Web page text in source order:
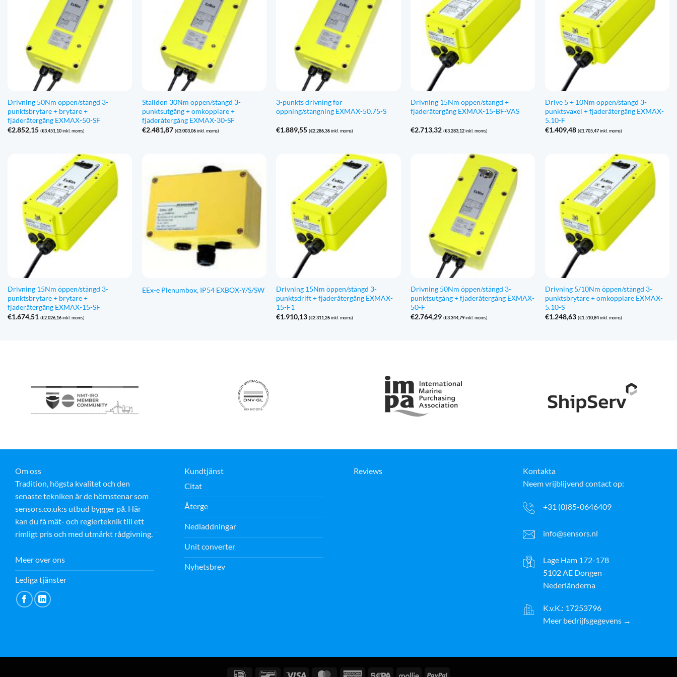
Drivning 50Nm öppen/stängd 3-
punktsbrytare + brytare +
fjäderåtergång EXMAX-50-SF
€2.852,15 (€3.451,10inkl. moms)
Ställdon 30Nm öppen/stängd 3-
punktsutgång + omkopplare +
fjäderåtergång EXMAX-30-SF
€2.481,87 (€3.003,06inkl. moms)
3-punkts drivning för
öppning/stängning EXMAX-50.75-S
€1.889,55 (€2.286,36inkl. moms)
Drivning 15Nm öppen/stängd +
fjäderåtergång EXMAX-15-BF-VAS
€2.713,32 (€3.283,12inkl. moms)
Drive 5 + 10Nm öppen/stängd 3-
punktsväxel + fjäderåtergång EXMAX-
5.10-F
€1.409,48 (€1.705,47inkl. moms)
Drivning 15Nm öppen/stängd 3-
punktsbrytare + brytare +
fjäderåtergång EXMAX-15-SF
€1.674,51 (€2.026,16inkl. moms)
EEx-e Plenumbox, IP54 EXBOX-Y/S/SW
Drivning 15Nm öppen/stängd 3-
punktsdrift + fjäderåtergång EXMAX-
15-F1
€1.910,13 (€2.311,26inkl. moms)
Drivning 50Nm öppen/stängd 3-
punktsutgång + fjäderåtergång EXMAX-
50-F
€2.764,29 (€3.344,79inkl. moms)
Drivning 5/10Nm öppen/stängd 3-
punktsbrytare + omkopplare EXMAX-
5.10-S
€1.248,63 (€1.510,84inkl. moms)
Om oss
Tradition, högsta kvalitet och den
senaste tekniken är de hörnstenar som
sensors.co.uk:s utbud bygger på. Här
kan du få mät- och reglerteknik till ett
rimligt pris och med utmärkt rådgivning.
Meer over ons
Lediga tjänster
Kundtjänst
Citat
Återge
Nedladdningar
Unit converter
Nyhetsbrev
Reviews
Kontakta
Neem vrijblijvend contact op:
+31 (0)85-0646409
info@sensors.nl
Lage Ham 172-178
5102 AE Dongen
Nederländerna
K.v.K.: 17253796
Meer bedrijfsgegevens →
IDeal BancontactVisum MasterCardAmerican Sepa Mollie PayPal